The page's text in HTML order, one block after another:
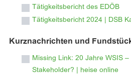
Tätigkeitsbericht des EDÖB
Tätigkeitsbericht 2024 | DSB
Kurznachrichten und
Missing Link: 20 Jahre WSIS
Stakeholder? | heise online